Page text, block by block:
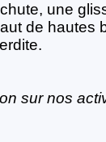
une
de hautes
sur nos